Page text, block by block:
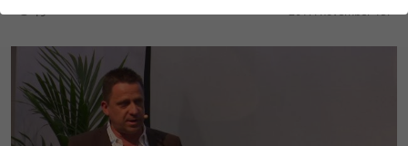
19 2017. november 15.